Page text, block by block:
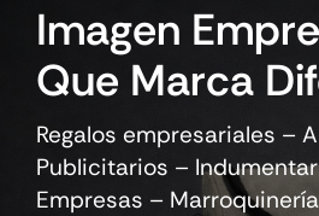
Imagen
Que Marca
Regalos empresariales –
Publicitarios –
Empresas – Marroquinería